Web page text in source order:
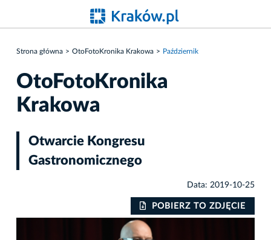
Strona główna OtoFotoKronika Krakowa Październik
OtoFotoKronika
Krakowa
Otwarcie Kongresu
Gastronomicznego
Data: 2019-10-25
POBIERZ TO ZDJĘCIE